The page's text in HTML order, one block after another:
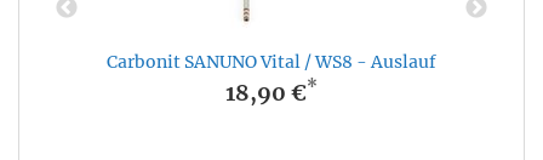
Carbonit SANUNO Vital / WS8 - Auslauf
18,90 €*